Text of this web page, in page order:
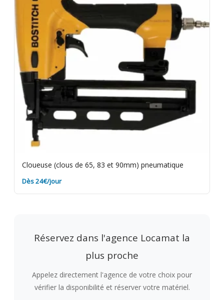
Cloueuse (clous de 65, 83 et 90mm) pneumatique
Dès 24€/jour
Réservez dans l'agence Locamat la
plus proche
Appelez directement l'agence de votre choix pour
vérifier la disponibilité et réserver votre matériel.